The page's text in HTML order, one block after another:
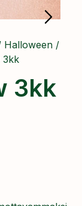
Halloween /
3kk
3kk